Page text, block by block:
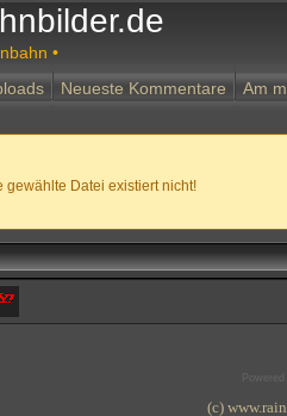
•
Neueste Kommentare Am
gewählte Datei existiert nicht!
(c)